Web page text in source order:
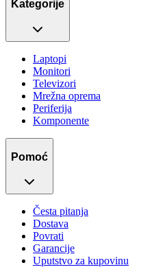
Kategorije
Laptopi
Monitori
Televizori
Mrežna oprema
Periferija
Komponente
Pomoć
Česta pitanja
Dostava
Povrati
Garancije
Uputstvo za kupovinu